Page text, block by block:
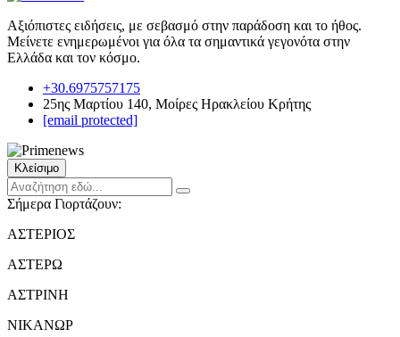
Αξιόπιστες ειδήσεις, με σεβασμό στην παράδοση και το ήθος.
Μείνετε ενημερωμένοι για όλα τα σημαντικά γεγονότα στην
Ελλάδα και τον κόσμο.
+30.6975757175
25ης Μαρτίου 140, Μοίρες Ηρακλείου Κρήτης
[email protected]
Κλείσιμο
Σήμερα Γιορτάζουν:
ΑΣΤΕΡΙΟΣ
ΑΣΤΕΡΩ
ΑΣΤΡΙΝΗ
ΝΙΚΑΝΩΡ